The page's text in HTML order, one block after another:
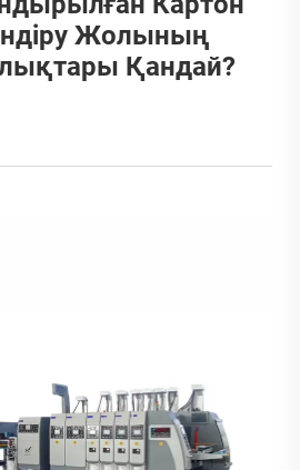
Жолының
Қандай?